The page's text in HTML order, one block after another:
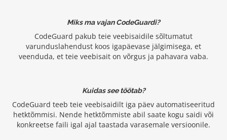
Miks ma vajan CodeGuardi?
CodeGuard pakub teie veebisaidile sõltumatut
varunduslahendust koos igapäevase jälgimisega, et
veenduda, et teie veebisait on võrgus ja pahavara vaba.
Kuidas see töötab?
CodeGuard teeb teie veebisaidilt iga päev automatiseeritud
hetktõmmisi. Nende hetktõmmiste abil saate kogu saidi või
konkreetse faili igal ajal taastada varasemale versioonile.